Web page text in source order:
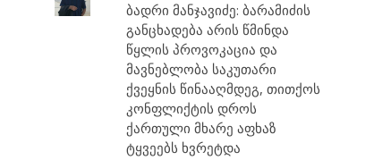
ბადრი მანჯავიძე: ბარამიძის
განცხადება არის წმინდა
წყლის პროვოკაცია და
მავნებლობა საკუთარი
ქვეყნის წინააღმდეგ, თითქოს
კონფლიქტის დროს
ქართული მხარე აფხაზ
ტყვეებს ხვრეტდა